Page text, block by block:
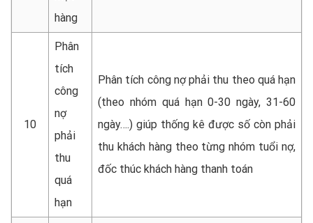
hàng
10
Phân
tích
công
nợ
phải
thu
quá
hạn
Phân tích công nợ phải thu theo quá hạn
(theo nhóm quá hạn 0-30 ngày, 31-60
ngày….) giúp thống kê được số còn phải
thu khách hàng theo từng nhóm tuổi nợ,
đốc thúc khách hàng thanh toán